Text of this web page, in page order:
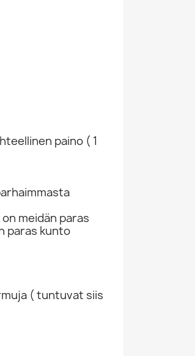
paino ( 1
on meidän paras
paras kunto
( tuntuvat siis